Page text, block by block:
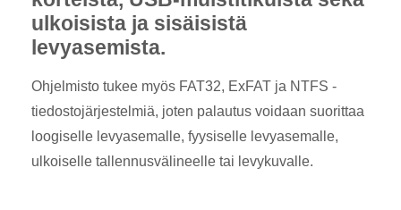
ulkoisista ja sisäisistä
levyasemista.
Ohjelmisto tukee myös FAT32, ExFAT ja NTFS -
tiedostojärjestelmiä, joten palautus voidaan suorittaa
loogiselle levyasemalle, fyysiselle levyasemalle,
ulkoiselle tallennusvälineelle tai levykuvalle.